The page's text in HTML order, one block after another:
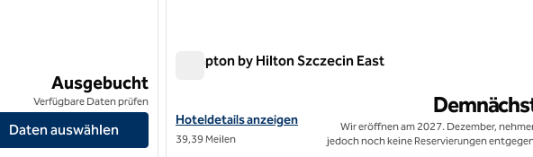
Ausgebucht
Verfügbare Daten prüfen
Daten auswählen
Hampton by Hilton Szczecin East
Hoteldetails für Hampton by Hilton Szczecin East anzeigen
Hoteldetails anzeigen
39,39 Meilen
Wir eröffnen am 2027. Dezember,
jedoch noch keine Reservierungen